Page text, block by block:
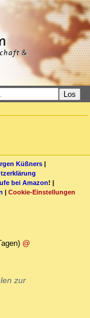
Los
Küßners |
bei Amazon! |
| Cookie-Einstellungen
@
zur